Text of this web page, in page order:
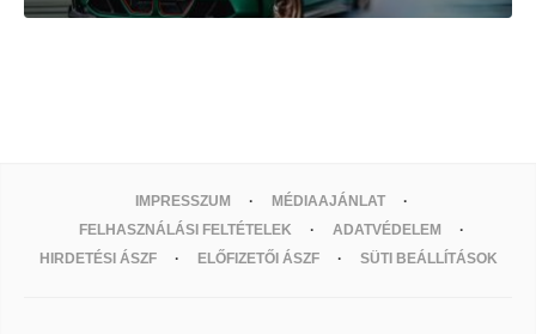
IMPRESSZUM
MÉDIAAJÁNLAT
FELHASZNÁLÁSI FELTÉTELEK
ADATVÉDELEM
HIRDETÉSI ÁSZF
ELŐFIZETŐI ÁSZF SÜTI BEÁLLÍTÁSOK